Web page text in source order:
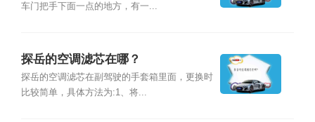
车门把手下面一点的地方，有一...
探岳的空调滤芯在哪？
探岳的空调滤芯在副驾驶的手套箱里面，更换时
比较简单，具体方法为:1、将...